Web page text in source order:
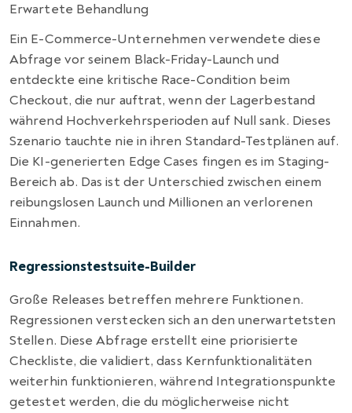
Erwartete Behandlung
Ein E-Commerce-Unternehmen verwendete diese
Abfrage vor seinem Black-Friday-Launch und
entdeckte eine kritische Race-Condition beim
Checkout, die nur auftrat, wenn der Lagerbestand
während Hochverkehrsperioden auf Null sank. Dieses
Szenario tauchte nie in ihren Standard-Testplänen auf.
Die KI-generierten Edge Cases fingen es im Staging-
Bereich ab. Das ist der Unterschied zwischen einem
reibungslosen Launch und Millionen an verlorenen
Einnahmen.
Regressionstestsuite-Builder
Große Releases betreffen mehrere Funktionen.
Regressionen verstecken sich an den unerwartetsten
Stellen. Diese Abfrage erstellt eine priorisierte
Checkliste, die validiert, dass Kernfunktionalitäten
weiterhin funktionieren, während Integrationspunkte
getestet werden, die du möglicherweise nicht